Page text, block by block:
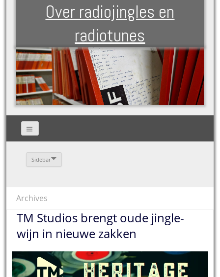
Over radiojingles en
radiotunes
Sidebar
Archives
TM Studios brengt oude jingle-
wijn in nieuwe zakken